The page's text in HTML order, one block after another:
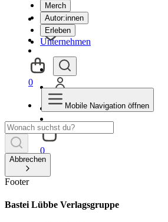
Merch
Autor:innen
Erleben
Unternehmen
0
0
Mobile Navigation öffnen
Abbrechen
Footer
Bastei Lübbe Verlagsgruppe